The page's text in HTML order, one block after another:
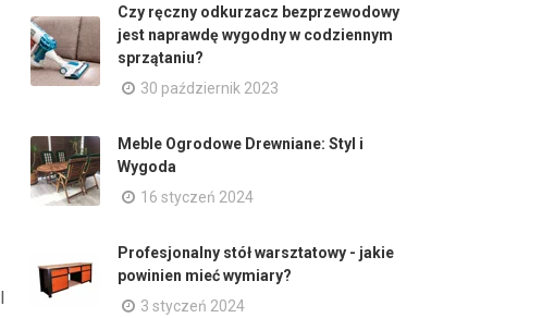
Czy ręczny odkurzacz bezprzewodowy
jest naprawdę wygodny w codziennym
sprzątaniu?
30 październik 2023
Meble Ogrodowe Drewniane: Styl i
Wygoda
16 styczeń 2024
Profesjonalny stół warsztatowy - jakie
powinien mieć wymiary?
3 styczeń 2024